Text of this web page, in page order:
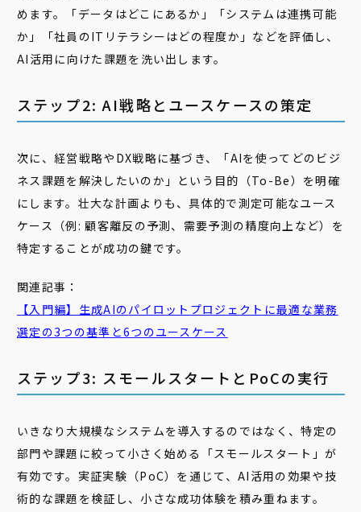
めます。「データはどこにあるか」「システムは連携可能
か」「社員のITリテラシーはどの程度か」などを評価し、
AI活用に向けた課題を洗い出します。
ステップ2: AI戦略とユースケースの策定
次に、経営戦略やDX戦略に基づき、「AIを使ってどのビジ
ネス課題を解決したいのか」という目的（To-Be）を明確
にします。壮大な計画よりも、具体的で測定可能なユース
ケース（例: 顧客離反の予測、需要予測の精度向上など）を
特定することが成功の鍵です。
関連記事：
【入門編】生成AIのパイロット プロジェクトに最適な業務
選定の3つの基準と6つのユースケース
ステップ3: スモールスタートとPoCの実行
いきなり大規模なシステムを導入するのではなく、特定の
部門や課題に絞って小さく始める「スモールスタート」が
有効です。実証実験（PoC）を通じて、AI活用の効果や技
術的な課題を検証し、小さな成功体験を積み重ねます。